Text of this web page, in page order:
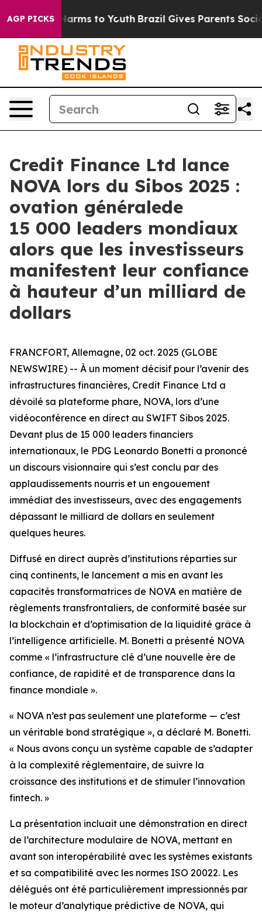
AGP PICKS
Abate Harms to Youth Brazil Gives Parents Social
Credit Finance Ltd lance
NOVA lors du Sibos 2025 :
ovation généralede
15 000 leaders mondiaux
alors que les investisseurs
manifestent leur confiance
à hauteur d’un milliard de
dollars
FRANCFORT, Allemagne, 02 oct. 2025 (GLOBE
NEWSWIRE) -- À un moment décisif pour l’avenir des
infrastructures financières, Credit Finance Ltd a
dévoilé sa plateforme phare, NOVA, lors d’une
vidéoconférence en direct au SWIFT Sibos 2025.
Devant plus de 15 000 leaders financiers
internationaux, le PDG Leonardo Bonetti a prononcé
un discours visionnaire qui s’est conclu par des
applaudissements nourris et un engouement
immédiat des investisseurs, avec des engagements
dépassant le milliard de dollars en seulement
quelques heures.
Diffusé en direct auprès d’institutions réparties sur
cinq continents, le lancement a mis en avant les
capacités transformatrices de NOVA en matière de
règlements transfrontaliers, de conformité basée sur
la blockchain et d’optimisation de la liquidité grâce à
l’intelligence artificielle. M. Bonetti a présenté NOVA
comme « l’infrastructure clé d’une nouvelle ère de
confiance, de rapidité et de transparence dans la
finance mondiale ».
« NOVA n’est pas seulement une plateforme — c’est
un véritable bond stratégique », a déclaré M. Bonetti.
« Nous avons conçu un système capable de s’adapter
à la complexité réglementaire, de suivre la
croissance des institutions et de stimuler l’innovation
fintech. »
La présentation incluait une démonstration en direct
de l’architecture modulaire de NOVA, mettant en
avant son interopérabilité avec les systèmes existants
et sa compatibilité avec les normes ISO 20022. Les
délégués ont été particulièrement impressionnés par
le moteur d’analytique prédictive de NOVA, qui